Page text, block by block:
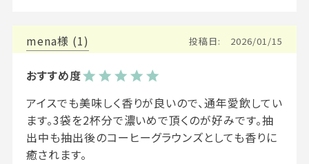
mena 1 投稿日 2026/01/15
アイスでも美味しく香りが良いので、通年愛飲してい
ます。3袋を2杯分で濃いめで頂くのが好みです。抽
出中も抽出後のコーヒーグラウンズとしても香りに
癒されます。